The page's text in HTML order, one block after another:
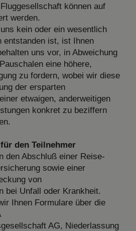
können auf
werden.
kein oder ein wesentlich
entstanden ist, ist Ihnen
uns vor, in Abweichung
eine höhere,
zu fordern, wobei wir diese
der ersparten
etwaigen, anderweitigen
konkret zu beziffern
den Teilnehmer
den Abschluß einer Reise-
sowie einer
von
bei Unfall oder Krankheit.
Ihnen Formulare über die
AG, Niederlassung